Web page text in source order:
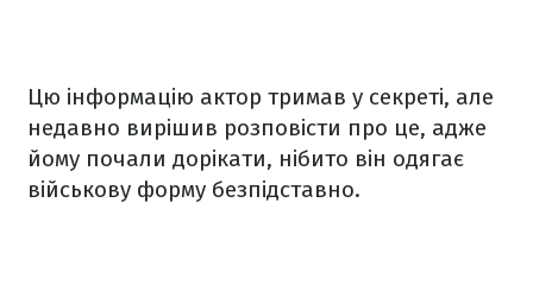
Цю інформацію актор тримав у секреті, але
недавно вирішив розповісти про це, адже
йому почали дорікати, нібито він одягає
військову форму безпідставно.